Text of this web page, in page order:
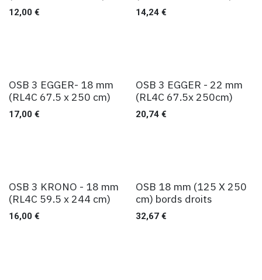
12,00 € 14,24€
OSB 3 EGGER- 18 mm
(RL4C 67.5 x 250 cm)
17,00 €
OSB 3 EGGER - 22 mm
(RL4C 67.5x 250cm)
20,74€
OSB 3 KRONO - 18 mm
(RL4C 59.5 x 244 cm)
16,00 €
OSB 18 mm (125 X 250
cm) bords droits
32,67€